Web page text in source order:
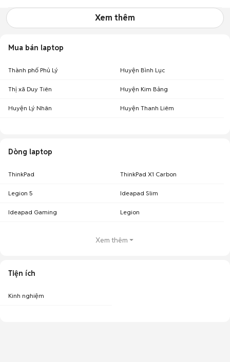
Xem thêm
Mua bán laptop
Thành phố Phủ Lý Huyện Bình Lục
Thị xã Duy Tiên Huyện Kim Bảng
Huyện Lý Nhân Huyện Thanh Liêm
Dòng laptop
ThinkPad ThinkPad X1 Carbon
Legion 5 Ideapad Slim
Ideapad Gaming Legion
Xem thêm
Tiện ích
Kinh nghiệm